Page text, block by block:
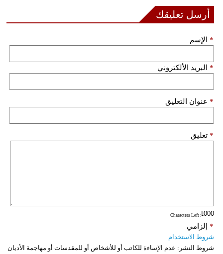
أبراج
فيديو
أرسل تعليقك
الإسم *
البريد الألكتروني *
عنوان التعليق *
تعليق *
: Characters Left
إلزامي *
شروط الاستخدام
شروط النشر: عدم الإساءة للكاتب أو للأشخاص أو للمقدسات أو مهاجمة الأديان